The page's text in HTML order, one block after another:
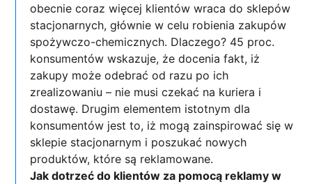
obecnie coraz więcej klientów wraca do sklepów
stacjonarnych, głównie w celu robienia zakupów
spożywczo-chemicznych. Dlaczego? 45 proc.
konsumentów wskazuje, że docenia fakt, iż
zakupy może odebrać od razu po ich
zrealizowaniu – nie musi czekać na kuriera i
dostawę. Drugim elementem istotnym dla
konsumentów jest to, iż mogą zainspirować się w
sklepie stacjonarnym i poszukać nowych
produktów, które są reklamowane.
Jak dotrzeć do klientów za pomocą reklamy w